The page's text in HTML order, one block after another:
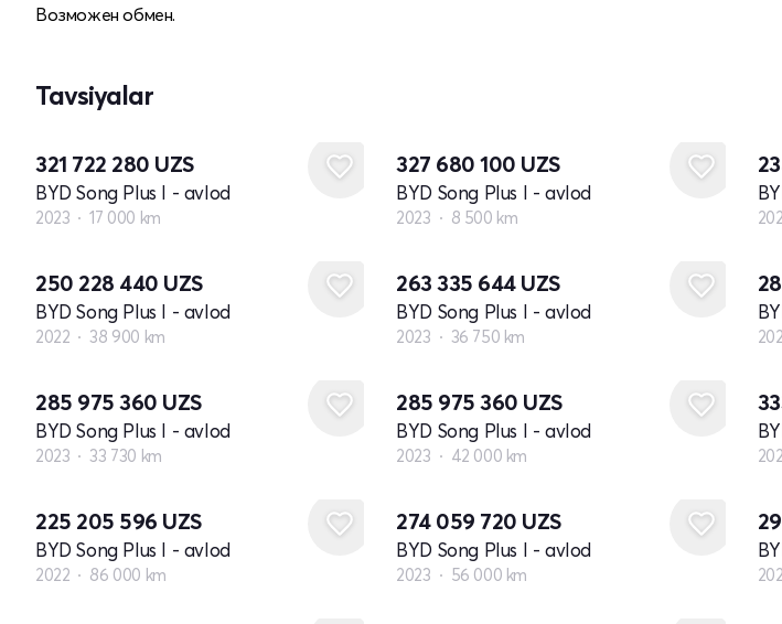
Возможен обмен.
Tavsiyalar
321 722 280 UZS
BYD Song Plus I - avlod
2023 17 000 km
327 680 100 UZS
BYD Song Plus I - avlod
2023 8 500 km
250 228 440 UZS
BYD Song Plus I - avlod
2022 38 900 km
263 335 644 UZS
BYD Song Plus I - avlod
2023 36 750 km
285 975 360 UZS
BYD Song Plus I - avlod
2023 33 730 km
285 975 360 UZS
BYD Song Plus I - avlod
2023 42 000 km
225 205 596 UZS
BYD Song Plus I - avlod
2022 86 000 km
274 059 720 UZS
BYD Song Plus I - avlod
2023 56 000 km